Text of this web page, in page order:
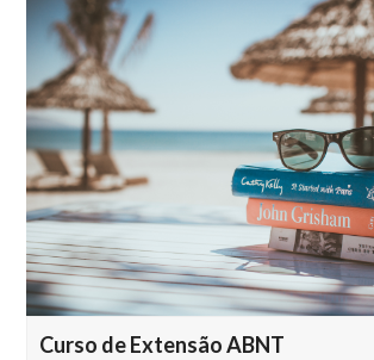
Curso de Extensão ABNT